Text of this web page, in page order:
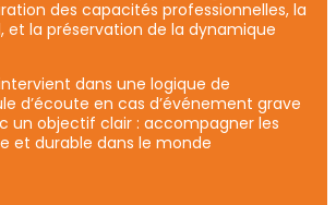
des capacités professionnelles, la
et la préservation de la dynamique
dans une logique de
d’écoute en cas d’événement grave
un objectif clair : accompagner les
et durable dans le monde